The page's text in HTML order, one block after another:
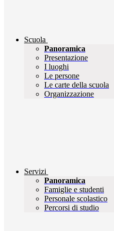
Scuola
Panoramica
Presentazione
I luoghi
Le persone
Le carte della scuola
Organizzazione
Servizi
Panoramica
Famiglie e studenti
Personale scolastico
Percorsi di studio